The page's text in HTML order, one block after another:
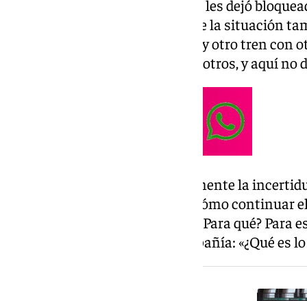
García explica que la incidencia les dejó
de una hora y media y añade que la situación
«En Dos Hermanas también hay otro tren con
una hora también, más que nosotros, y aquí no
La pasajera denuncia especialmente la
esperaban indicaciones sobre cómo continuar
dicen nada. Muchas llamadas. ¿Para qué?
de lanzar su pregunta a la compañía: «¿Qué es